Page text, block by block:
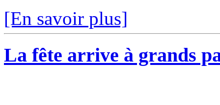
[En savoir plus]
La fête arrive à grands